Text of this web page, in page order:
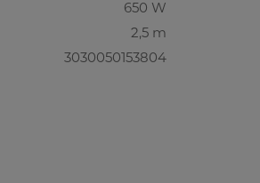
650 W
2,5 m
3030050153804